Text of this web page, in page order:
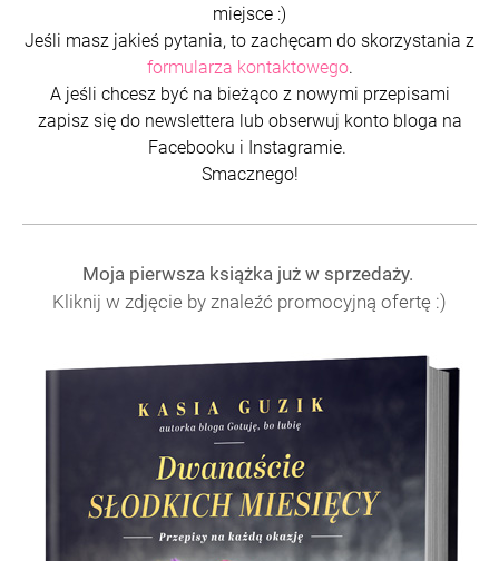
miejsce :)
Jeśli masz jakieś pytania, to zachęcam do skorzystania z
formularza kontaktowego.
A jeśli chcesz być na bieżąco z nowymi przepisami
zapisz się do newslettera lub obserwuj konto bloga na
Facebooku i Instagramie.
Smacznego!
Moja pierwsza książka już w sprzedaży.
Kliknij w zdjęcie by znaleźć promocyjną ofertę :)